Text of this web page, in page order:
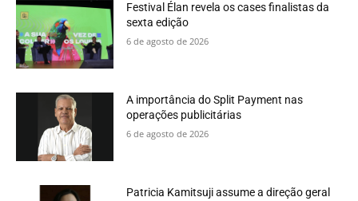
Festival Élan revela os cases finalistas da
sexta edição
6 de agosto de 2026
A importância do Split Payment nas
operações publicitárias
6 de agosto de 2026
Patricia Kamitsuji assume a direção geral